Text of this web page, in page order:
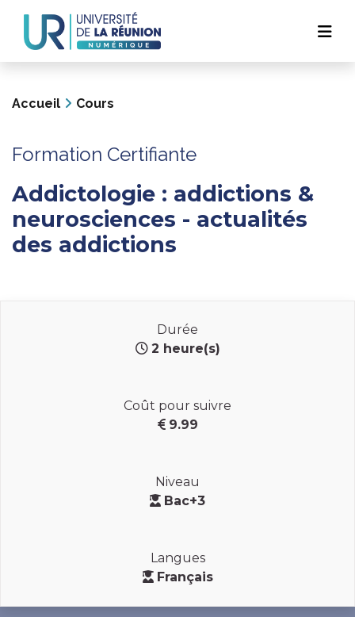
contenu
principal
Navigation
principale
Accueil Cours
Formation Certifiante
Addictologie : addictions &
neurosciences - actualités
des addictions
Durée
2 heure(s)
Coût pour suivre
9.99
Niveau
Bac+3
Langues
Français